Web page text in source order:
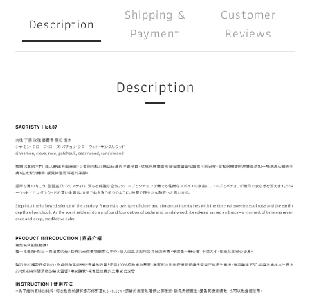
Description
Shipping &
Payment
Customer
Reviews
Description